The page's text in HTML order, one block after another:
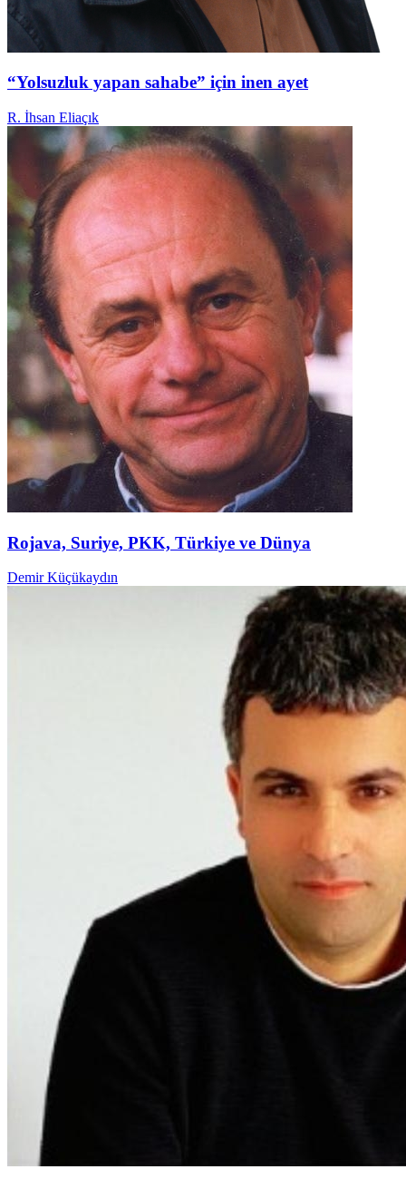
“Yolsuzluk yapan sahabe” için inen ayet
R. İhsan Eliaçık
Rojava, Suriye, PKK, Türkiye ve Dünya
Demir Küçükaydın